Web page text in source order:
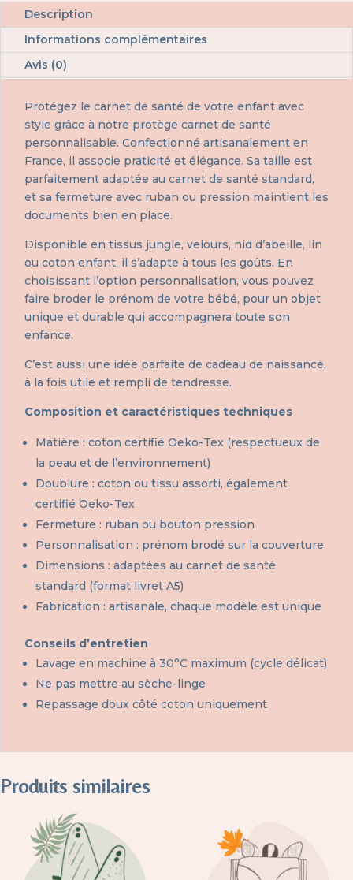
Description
Informations complémentaires
Avis (0)
Protégez le carnet de santé de votre enfant avec
style grâce à notre protège carnet de santé
personnalisable. Confectionné artisanalement en
France, il associe praticité et élégance. Sa taille est
parfaitement adaptée au carnet de santé standard,
et sa fermeture avec ruban ou pression maintient les
documents bien en place.
Disponible en tissus jungle, velours, nid d’abeille, lin
ou coton enfant, il s’adapte à tous les goûts. En
choisissant l’option personnalisation, vous pouvez
faire broder le prénom de votre bébé, pour un objet
unique et durable qui accompagnera toute son
enfance.
C’est aussi une idée parfaite de cadeau de naissance,
à la fois utile et rempli de tendresse.
Composition et caractéristiques techniques
Matière : coton certifié Oeko-Tex (respectueux de
la peau et de l’environnement)
Doublure : coton ou tissu assorti, également
certifié Oeko-Tex
Fermeture : ruban ou bouton pression
Personnalisation : prénom brodé sur la couverture
Dimensions : adaptées au carnet de santé
standard (format livret A5)
Fabrication : artisanale, chaque modèle est unique
Conseils d’entretien
Lavage en machine à 30°C maximum (cycle délicat)
Ne pas mettre au sèche-linge
Repassage doux côté coton uniquement
Produits similaires